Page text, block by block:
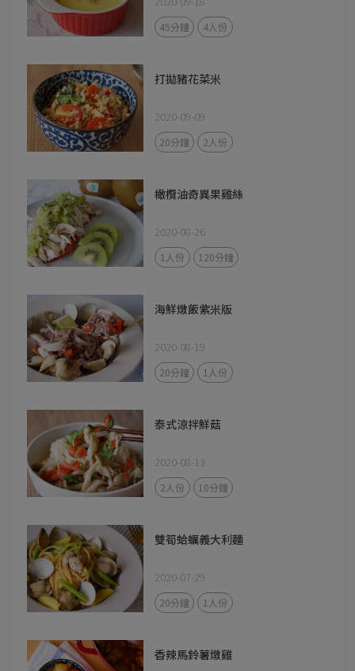
45分鐘 4人份
打拋豬花菜米
2020-09-09
20分鐘 2人份
橄欖油奇異果雞絲
2020-08-26
1人份 120分鐘
海鮮燉飯紫米版
2020-08-19
20分鐘 1人份
泰式涼拌鮮菇
2020-08-13
2人份 10分鐘
雙筍蛤蠣義大利麵
2020-07-29
20分鐘 1人份
香辣馬鈴薯燉雞